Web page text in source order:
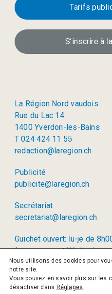
Tarifs
S’inscrire à
La Région Nord vaudois
Rue du Lac 14
1400 Yverdon-les-Bains
T 024 424 11 55
redaction@laregion.ch
Publicité
publicite@laregion.ch
Secrétariat
secretariat@laregion.ch
Guichet ouvert: lu-je de
(permanence
17h00)
© 2026 La Région SA
Nous utilisons des cookies pour
notre site.
Vous pouvez en savoir plus sur les
désactiver dans Réglages.